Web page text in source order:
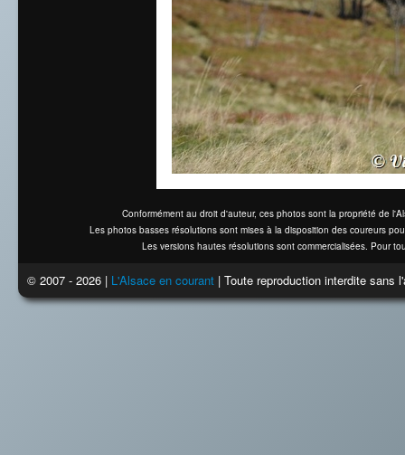
Conformément au droit d'auteur, ces photos sont la propriété de
Les photos basses résolutions sont mises à la disposition des coureurs
Les versions hautes résolutions sont commercialisées. Pour
© 2007 - 2026 | L'Alsace en courant | Toute reproduction interdite sans